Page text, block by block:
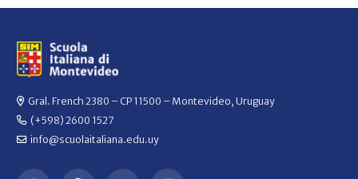
Gral. French 2380 – CP 11500 – Montevideo, Uruguay
(+598) 2600 1527
info@scuolaitaliana.edu.uy